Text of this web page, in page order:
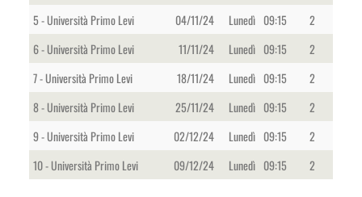
5 - Università Primo Levi
04/11/24 Lunedì 09:15
2
6 - Università Primo Levi
11/11/24 Lunedì 09:15
2
7 - Università Primo Levi
18/11/24 Lunedì 09:15
2
8 - Università Primo Levi
25/11/24 Lunedì 09:15
2
9 - Università Primo Levi
02/12/24 Lunedì 09:15
2
10 - Università Primo Levi
09/12/24 Lunedì 09:15 2